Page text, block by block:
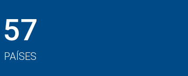
57
PAÍSES